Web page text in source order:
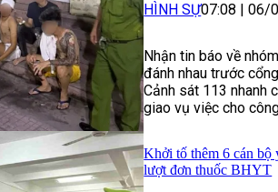
HÌNH SỰ07:08 06/
Nhận tin báo về
đánh nhau trước
Cảnh sát 113 nhanh
giao vụ việc cho
Khởi tố thêm 6 cán
lượt đơn thuốc BHYT